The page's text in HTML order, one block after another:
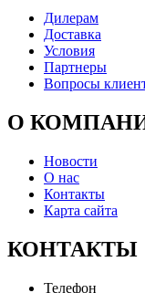
Дилерам
Доставка
Условия
Партнеры
Вопросы
О
Новости
О нас
Контакты
Карта сайта
КОНТАКТЫ
Телефон